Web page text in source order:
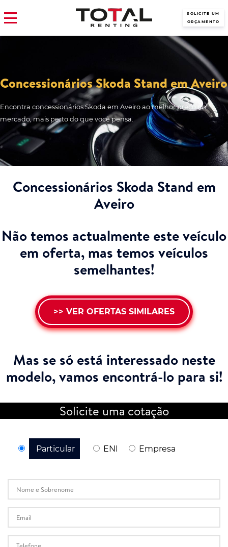
SOLICITE UM
ORÇAMENTO
Concessionários Skoda Stand em Aveiro
Encontra concessionários Skoda em Aveiro ao melhor preço do
mercado, mais perto do que você pensa.
Concessionários Skoda Stand em
Aveiro
Não temos actualmente este veículo
em oferta, mas temos veículos
semelhantes!
>> VER OFERTAS SIMILARES
Mas se só está interessado neste
modelo,vamos encontrá-lo para si!
Solicite uma cotação
Particular ENI Empresa